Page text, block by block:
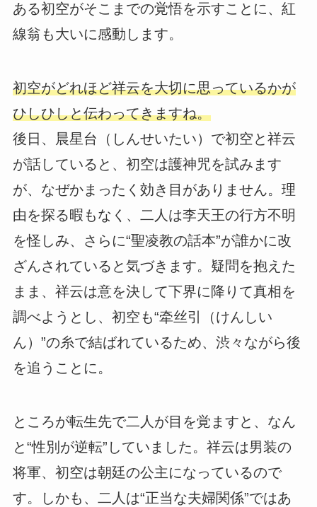
ある初空がそこまでの覚悟を示すことに、紅
線翁も大いに感動します。
初空がどれほど祥云を大切に思っているかが
ひしひしと伝わってきますね。
後日、晨星台（しんせいたい）で初空と祥云
が話していると、初空は護神咒を試みます
が、なぜかまったく効き目がありません。理
由を探る暇もなく、二人は李天王の行方不明
を怪しみ、さらに“聖凌教の話本”が誰かに改
ざんされていると気づきます。疑問を抱えた
まま、祥云は意を決して下界に降りて真相を
調べようとし、初空も“牵丝引（けんしい
ん）”の糸で結ばれているため、渋々ながら後
を追うことに。
ところが転生先で二人が目を覚ますと、なん
と“性別が逆転”していました。祥云は男装の
将軍、初空は朝廷の公主になっているので
す。しかも、二人は“正当な夫婦関係”ではあ